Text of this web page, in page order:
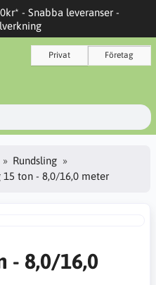
- Snabba leveranser -
Privat Företag
Rundsling
15 ton - 8,0/16,0 meter
- 8,0/16,0